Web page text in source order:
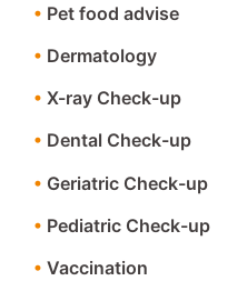
• Pet food advise
• Dermatology
• X-ray Check-up
• Dental Check-up
• Geriatric Check-up
• Pediatric Check-up
• Vaccination